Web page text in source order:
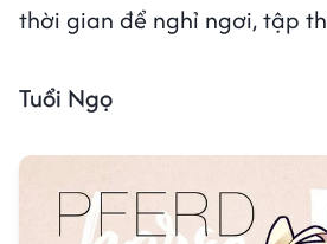
thời gian để nghỉ ngơi, tập
Tuổi Ngọ